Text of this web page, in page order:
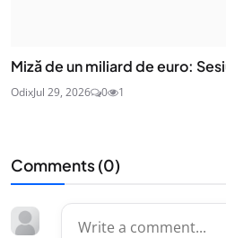
Miză de un miliard de euro:
OdixJul 29, 2026 0 1
Comments (0)